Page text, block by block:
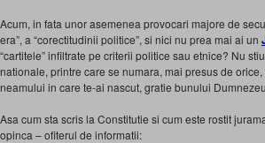
Acum, in fata unor asemenea provocari majore de
era”, a “corectitudinii politice”, si nici nu prea mai ai un
“cartitele” infiltrate pe criterii politice sau etnice? Nu
nationale, printre care se numara, mai presus de
neamului in care te-ai nascut, gratie bunului
Asa cum sta scris la Constitutie si cum este rostit
opinca – ofiterul de informatii: